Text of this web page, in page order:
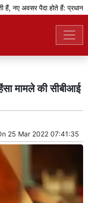
नए अवसर पैदा होते हैं: प्रधानमंत्री
मामले की सीबीआई
25 Mar 2022 07:41:35